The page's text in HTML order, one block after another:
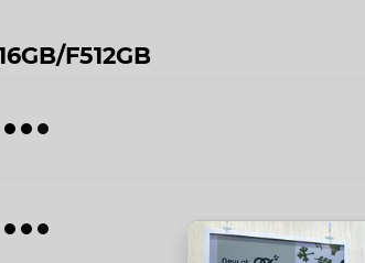
F512GB